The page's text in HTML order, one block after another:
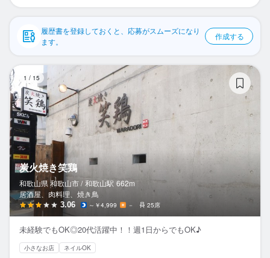
企業情報
履歴書を登録しておくと、応募がスムーズになり
ます。
作成する
1 / 15
炭火焼き笑鶏
和歌山県 和歌山市 / 和歌山駅 662m
居酒屋、肉料理、焼き鳥
3.06 ～￥4,999 － 25席
未経験でもOK◎20代活躍中！！週1日からでもOK♪
小さなお店 ネイルOK